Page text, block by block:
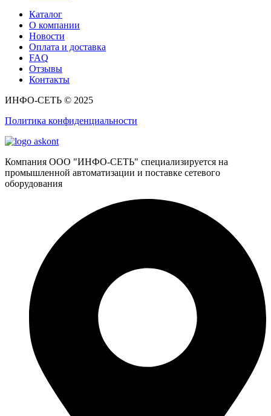
Каталог
О компании
Новости
Оплата и доставка
FAQ
Отзывы
Контакты
ИНФО-СЕТЬ © 2025
Политика конфиденциальности
Компания ООО "ИНФО-СЕТЬ" специализируется на
промышленной автоматизации и поставке сетевого
оборудования